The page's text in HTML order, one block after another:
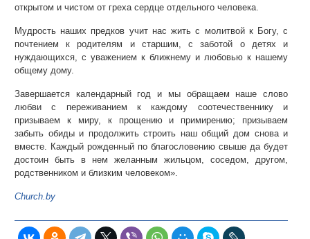
открытом и чистом от греха сердце отдельного человека.
Мудрость наших предков учит нас жить с молитвой к Богу, с
почтением к родителям и старшим, с заботой о детях и
нуждающихся, с уважением к ближнему и любовью к нашему
общему дому.
Завершается календарный год и мы обращаем наше слово
любви с переживанием к каждому соотечественнику и
призываем к миру, к прощению и примирению; призываем
забыть обиды и продолжить строить наш общий дом снова и
вместе. Каждый рожденный по благословению свыше да будет
достоин быть в нем желанным жильцом, соседом, другом,
родственником и близким человеком».
Church.by